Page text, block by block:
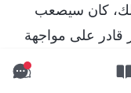
كان سيصعب
قادر على مواجهة
وحدها، ما كانت